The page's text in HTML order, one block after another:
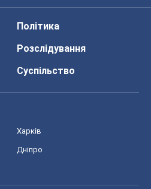
Політика
Розслідування
Суспільство
Харків
Дніпро